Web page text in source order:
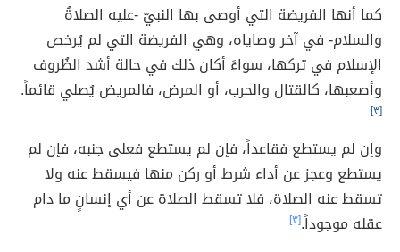
كما أنها الفريضة التي أوصى بها النبيّ -عليه الصلاةُ
والسلام- في آخر وصاياه، وهي الفريضة التي لم يُرخص
الإسلام في تركها، سواءً أكان ذلك في حالة أشد الظُروف
وأصعبها، كالقتال والحرب، أو المرض، فالمريض يُصلي قائماً.
[٣]
وإن لم يستطع فقاعداً، فإن لم يستطع فعلى جنبه، فإن لم
يستطع وعجز عن أداء شرط أو ركن منها فيسقط عنه ولا
تسقط عنه الصلاة، فلا تسقط الصلاة عن أي إنسانٍ ما دام
عقله موجوداً.[٣]